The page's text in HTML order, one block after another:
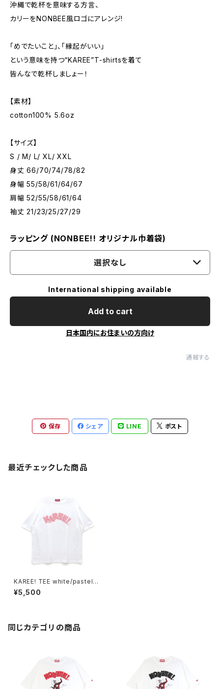
沖縄で乾杯を意味する方言、
カリーをNONBEE風ロゴにアレンジ!
「めでたいこと」、「縁起がいい」
という意味を持つ“KAREE”T-shirtsを着て
皆んなで乾杯しましょー！
【素材】
cotton100% 5.6oz
【サイズ】
S / M/ L/ XL/ XXL
身丈 66/70/74/78/82
身幅 55/58/61/64/67
肩幅 52/55/58/61/64
袖丈 21/23/25/27/29
ラッピング (NONBEE!! オリジナル巾着袋)
選択なし
International shipping available
Add to cart
日本国内にお住まいの方向け
通報する
保存 シェア LINE ポスト
最近チェックした商品
KAREE! TEE white/pastel-p
ink
¥5,500
同じカテゴリの商品